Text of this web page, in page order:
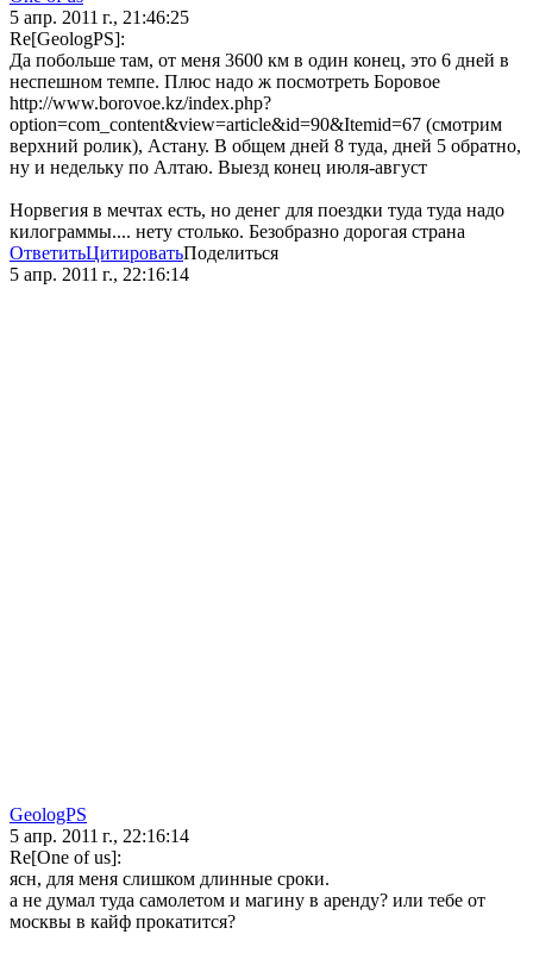
5 апр. 2011 г., 21:46:25
Re[GeologPS]:
Да побольше там, от меня 3600 км в один конец, это 6 дней в
неспешном темпе. Плюс надо ж посмотреть Боровое
http://www.borovoe.kz/index.php?
option=com_content&view=article&id=90&Itemid=67 (смотрим
верхний ролик), Астану. В общем дней 8 туда, дней 5 обратно,
ну и недельку по Алтаю. Выезд конец июля-август
Норвегия в мечтах есть, но денег для поездки туда туда надо
килограммы.... нету столько. Безобразно дорогая страна
ОтветитьЦитироватьПоделиться
5 апр. 2011 г., 22:16:14
GeologPS
5 апр. 2011 г., 22:16:14
Re[One of us]:
ясн, для меня слишком длинные сроки.
а не думал туда самолетом и магину в аренду? или тебе от
москвы в кайф прокатится?